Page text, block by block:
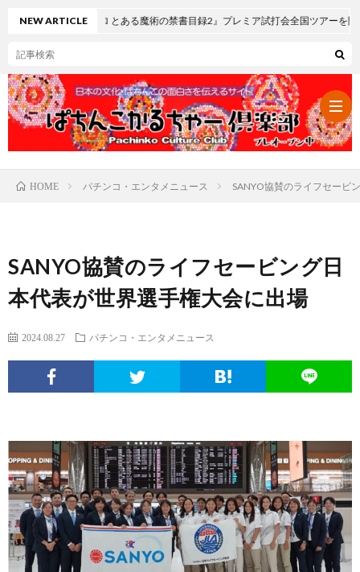
パ
ン
タ
メ
ニ
ト
ン
コ
文
ち
ん
こ
こ
ヒ
ュ
ク
な
疑
面
体
ノ
こ
の
サ
NEW ARTICLE
スマスロ とある魔術の禁書目録2』プレミア試打会全国ツアーを開催
HOME パチンコ・エンタメニュース SANYO協賛のライフセービ
SANYO協賛のライフセービング日
本代表が世界選手権大会に出場
2024.08.27 パチンコ・エンタメニュース